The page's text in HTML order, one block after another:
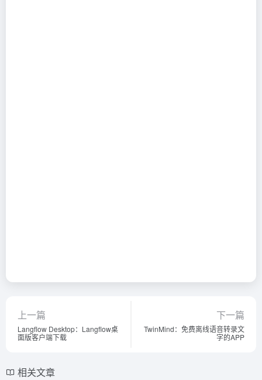
上一篇
Langflow Desktop：Langflow桌
面版客户端下载
下一篇
TwinMind：免费离线语音转录文
字的APP
相关文章